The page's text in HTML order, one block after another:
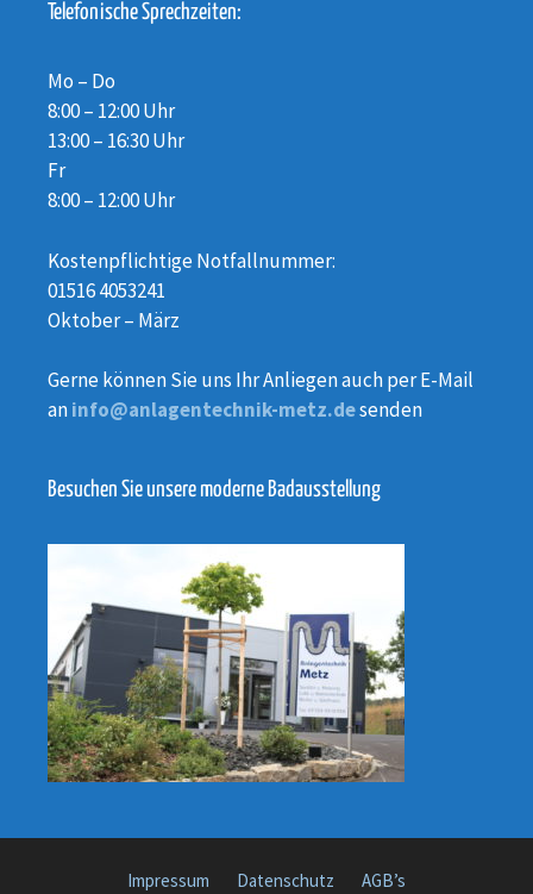
Telefonische Sprechzeiten:
Mo – Do
8:00 – 12:00 Uhr
13:00 – 16:30 Uhr
Fr
8:00 – 12:00 Uhr
Kostenpflichtige Notfallnummer:
01516 4053241
Oktober – März
Gerne können Sie uns Ihr Anliegen auch per E-Mail
aninfo@anlagentechnik-metz.desenden
Besuchen Sie unsere moderne Badausstellung
Impressum Datenschutz AGB’s